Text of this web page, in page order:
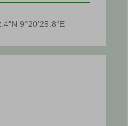
9°20’25.8″E